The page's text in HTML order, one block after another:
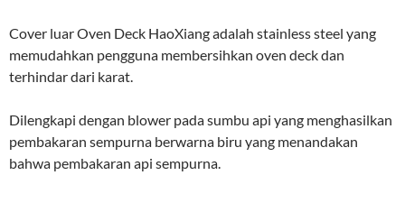
Cover luar Oven Deck HaoXiang adalah stainless steel yang
memudahkan pengguna membersihkan oven deck dan
terhindar dari karat.
Dilengkapi dengan blower pada sumbu api yang menghasilkan
pembakaran sempurna berwarna biru yang menandakan
bahwa pembakaran api sempurna.